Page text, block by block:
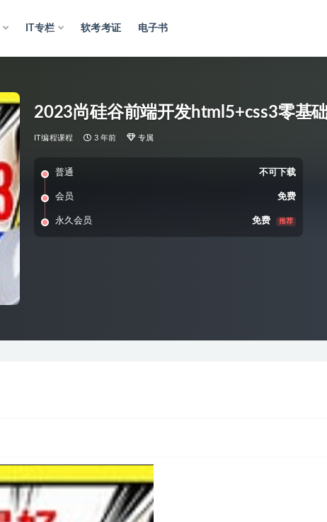
IT专栏 软考考证 电子书
2023尚硅谷前端开发html5+css3零基
IT编程课程 3 年前 专属
普通 不可下载
会员 免费
永久会员 免费 推荐